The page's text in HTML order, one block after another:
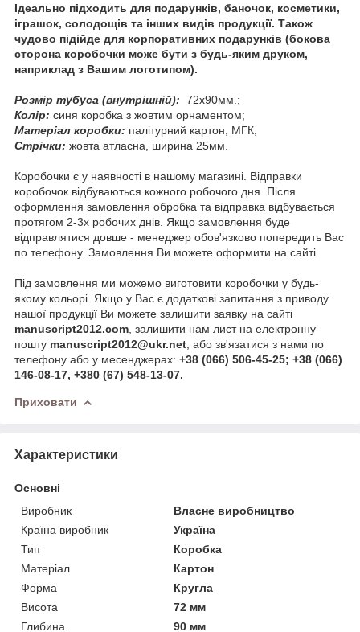
Ідеально підходить для подарунків, баночок, косметики,
іграшок, солодощів та інших видів продукції. Також
чудово підійде для корпоративних подарунків (бокова
сторона коробочки може бути з будь-яким друком,
наприклад з Вашим логотипом).
Розмір тубуса (внутрішній): 72х90мм.;
Колір: синя коробка з жовтим орнаментом;
Матеріал коробки: палітурний картон, МГК;
Стрічки: жовта атласна, ширина 25мм.
Коробочки є у наявності в нашому магазині. Відправки
коробочок відбуваються кожного робочого дня. Після
оформлення замовлення обробка та відправка відбувається
протягом 2-3х робочих днів. Якщо замовлення буде
відправлятися довше - менеджер обов'язково попередить Вас
по телефону. Замовлення Ви можете оформити на сайті.
Під замовлення ми можемо виготовити коробочки у будь-
якому кольорі. Якщо у Вас є додаткові запитання з приводу
нашої продукції Ви можете залишити заявку на сайті
manuscript2012.com , залишити нам лист на електронну
пошту manuscript2012@ukr.net , або зв'язатися з нами по
телефону або у месенджерах: +38 (066) 506-45-25; +38 (066)
146-08-17, +380 (67) 548-13-07.
Приховати
Характеристики
Основні
Виробник
Власне виробництво
Країна виробник
Україна
Тип
Коробка
Матеріал
Картон
Форма
Кругла
Висота
72 мм
Глибина
90 мм